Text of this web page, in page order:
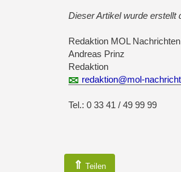
Dieser Artikel wurde erstellt
Redaktion MOL Nachrichten
Andreas Prinz
Redaktion
redaktion@mol-
Tel.: 0 33 41 / 49 99 99
⇑ Teilen